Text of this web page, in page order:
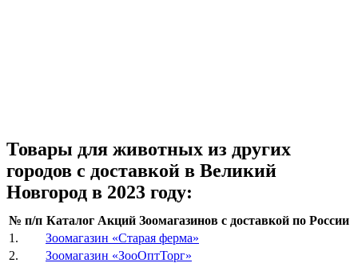
Товары для животных из других
городов с доставкой в Великий
Новгород в 2023 году:
№ п/п Каталог Акций Зоомагазинов с доставкой по России
1.
Зоомагазин «Старая ферма»
2.
Зоомагазин «ЗооОптТорг»